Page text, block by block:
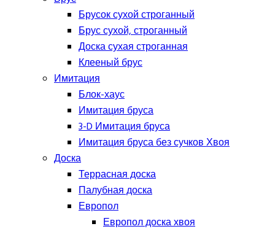
Брусок сухой строганный
Брус сухой, строганный
Доска сухая строганная
Клееный брус
Имитация
Блок-хаус
Имитация бруса
3-D Имитация бруса
Имитация бруса без сучков Хвоя
Доска
Террасная доска
Палубная доска
Европол
Европол доска хвоя